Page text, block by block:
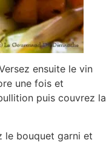
ensuite le vin
une fois et
puis couvrez la
le bouquet garni et